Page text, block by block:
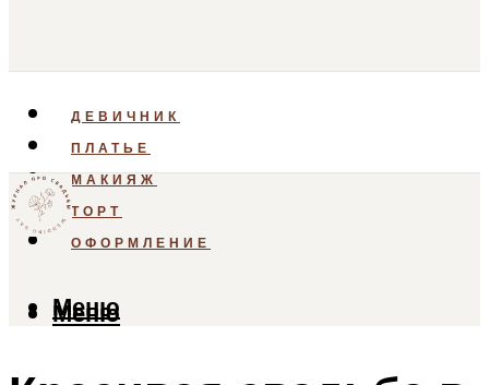
ДЕВИЧНИК
ПЛАТЬЕ
МАКИЯЖ
ТОРТ
ОФОРМЛЕНИЕ
Меню
Меню